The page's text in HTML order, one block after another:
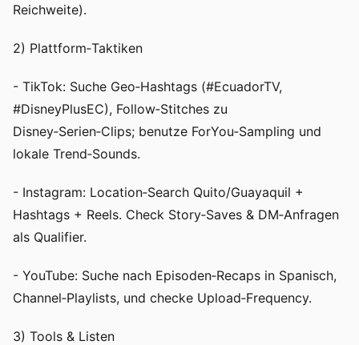
Reichweite).
2) Plattform‑Taktiken
- TikTok: Suche Geo‑Hashtags (#EcuadorTV,
#DisneyPlusEC), Follow‑Stitches zu
Disney‑Serien‑Clips; benutze ForYou‑Sampling und
lokale Trend‑Sounds.
- Instagram: Location‑Search Quito/Guayaquil +
Hashtags + Reels. Check Story‑Saves & DM‑Anfragen
als Qualifier.
- YouTube: Suche nach Episoden‑Recaps in Spanisch,
Channel‑Playlists, und checke Upload‑Frequency.
3) Tools & Listen